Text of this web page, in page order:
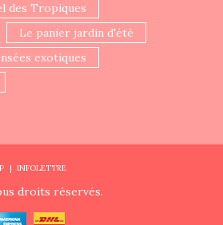
des Tropiques
Le panier jardin d'été
exotiques
INFOLETTRE
droits réservés.